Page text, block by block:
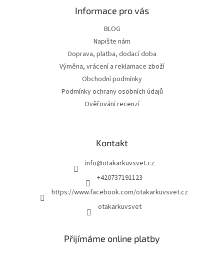
Informace pro vás
BLOG
Napište nám
Doprava, platba, dodací doba
Výměna, vrácení a reklamace zboží
Obchodní podmínky
Podmínky ochrany osobních údajů
Ověřování recenzí
Kontakt
info@otakarkuvsvet.cz
+420737191123
https://www.facebook.com/otakarkuvsvet.cz
otakarkuvsvet
Přijímáme online platby